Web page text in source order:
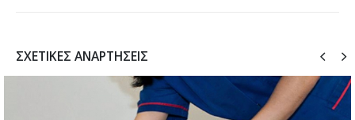
ΣΧΕΤΙΚΈΣ ΑΝΑΡΤΉΣΕΙΣ